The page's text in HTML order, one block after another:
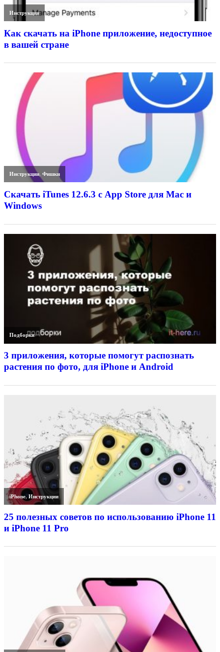
Инструкции
Как скачать на iPhone приложение, недоступное
в вашей стране
Инструкции,Фишки
Скачать iTunes 12.6.3 с App Store для Mac и
Windows
Подборки
3 приложения, которые помогут распознать
растения по фото, для iPhone и Android
iPhone,Инструкции
25 полезных советов по использованию iPhone 11
и iPhone 11 Pro